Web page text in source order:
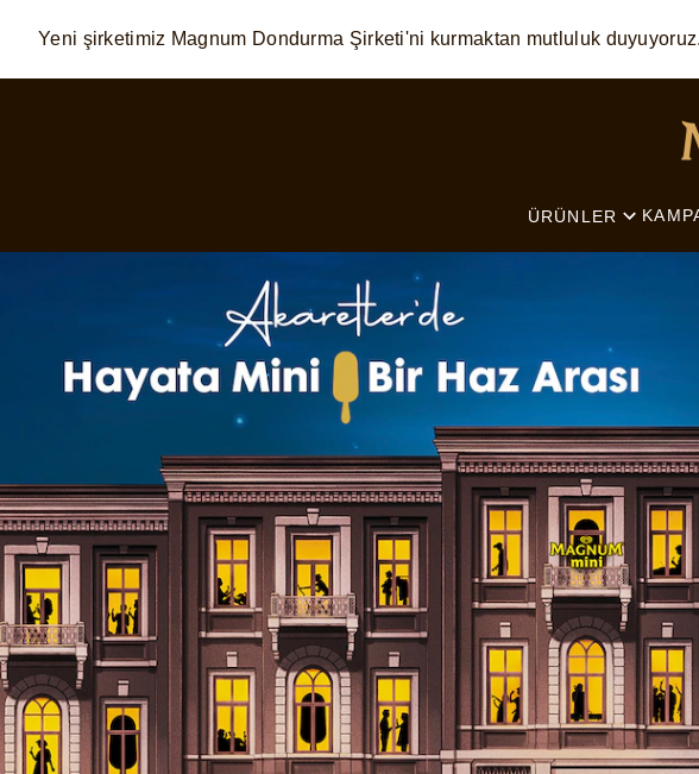
Skip to: MAIN CONTENT FOOTER SEARCH
Yeni şirketimiz Magnum Dondurma Şirketi'ni kurmaktan mutluluk duyuyoruz.
ÜRÜNLER